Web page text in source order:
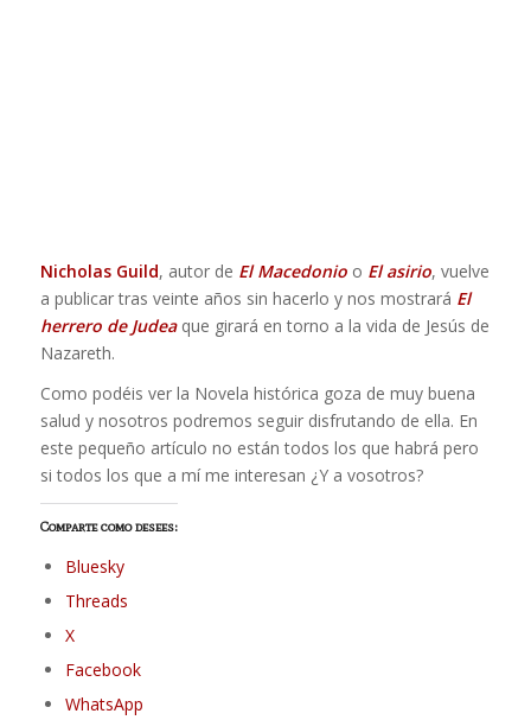
Nicholas Guild, autor de El Macedonioo El asirio, vuelve
a publicar tras veinte años sin hacerlo y nos mostrará El
herrero de Judeaque girará en torno a la vida de Jesús de
Nazareth.
Como podéis ver la Novela histórica goza de muy buena
salud y nosotros podremos seguir disfrutando de ella. En
este pequeño artículo no están todos los que habrá pero
si todos los que a mí me interesan ¿Y a vosotros?
Comparte como desees:
Bluesky
Threads
X
Facebook
WhatsApp